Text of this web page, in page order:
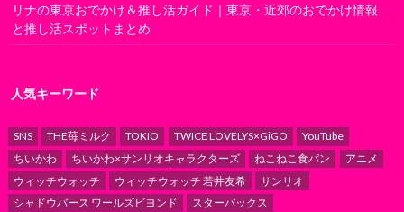
リナの東京おでかけ＆推し活ガイド｜東京・近郊のおでかけ情報
と推し活スポットまとめ
人気キーワード
SNS THE苺ミルク TOKIO TWICE LOVELYS×GiGO
YouTube
ちいかわ
ちいかわ×サンリオキャラクターズ ねこねこ食パン
アニメ
ウィッチウォッチ
ウィッチウォッチ 若井友希
サンリオ
シャドウバース ワールズビヨンド
スターバックス